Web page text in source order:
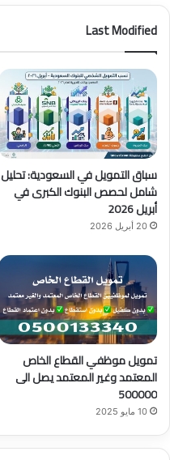
و
ك
Last Modified
سباق التمويل في السعودية: تحليل
شامل لحصص البنوك الكبرى في
أبريل 2026
20 أبريل 2026
تمويل موظفي القطاع الخاص
المعتمد وغير المعتمد يصل الى
500000
10 مايو 2025